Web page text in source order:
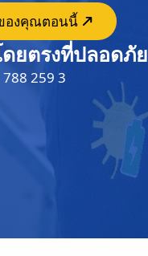
องคุณตอนนี้
ยตรงที่ปลอดภัย
259 3